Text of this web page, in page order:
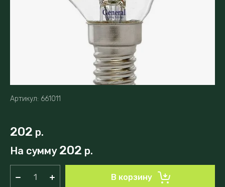
Артикул: 661011
202 р.
На сумму 202 р.
В корзину